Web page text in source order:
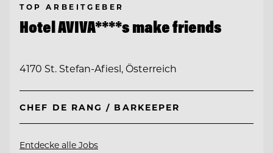
TOP ARBEITGEBER
Hotel AVIVA****s make friends
4170 St. Stefan-Afiesl, Österreich
CHEF DE RANG / BARKEEPER
Entdecke alle Jobs